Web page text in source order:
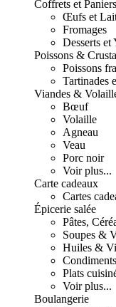
Coffrets et
Œufs et
Fromages
Desserts et
Poissons &
Poissons
Tartinades
Viandes &
Bœuf
Volaille
Agneau
Veau
Porc noir
Voir plus...
Carte cadeaux
Cartes
Épicerie salée
Pâtes,
Soupes &
Huiles &
Plats
Voir plus...
Boulangerie